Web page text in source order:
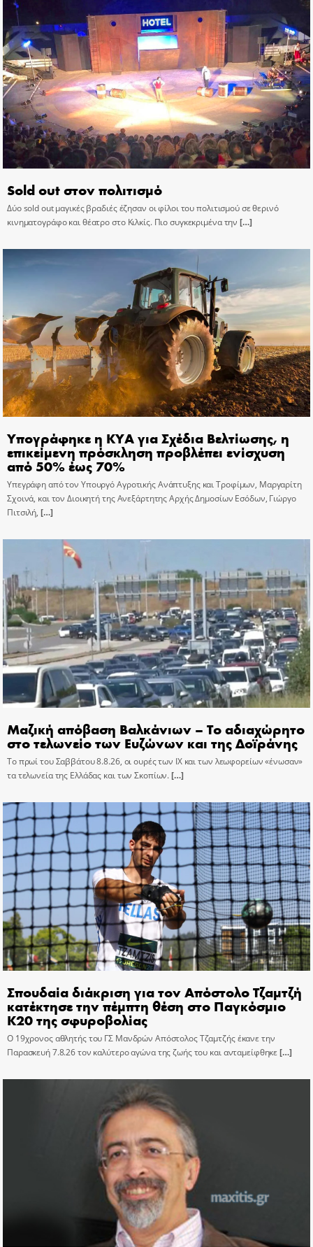
Sold out στον πολιτισμό
Δύο sold out μαγικές βραδιές έζησαν οι φίλοι του πολιτισμού σε θερινό
κινηματογράφο και θέατρο στο Κιλκίς. Πιο συγκεκριμένα την […]
Υπογράφηκε η ΚΥΑ για Σχέδια Βελτίωσης, η
επικείμενη πρόσκληση προβλέπει ενίσχυση
από 50% έως 70%
Υπεγράφη από τον Υπουργό Αγροτικής Ανάπτυξης και Τροφίμων, Μαργαρίτη
Σχοινά, και τον Διοικητή της Ανεξάρτητης Αρχής Δημοσίων Εσόδων, Γιώργο
Πιτσιλή, […]
Μαζική απόβαση Βαλκάνιων – Το αδιαχώρητο
στο τελωνείο των Ευζώνων και της Δοϊράνης
Το πρωί του Σαββάτου 8.8.26, οι ουρές των ΙΧ και των λεωφορείων «ένωσαν»
τα τελωνεία της Ελλάδας και των Σκοπίων.[…]
Σπουδαία διάκριση για τον Απόστολο Τζαμτζή
κατέκτησε την πέμπτη θέση στο Παγκόσμιο
Κ20 της σφυροβολίας
Ο 19χρονος αθλητής του ΓΣ Μανδρών Απόστολος Τζαμτζής έκανε την
Παρασκευή 7.8.26 τον καλύτερο αγώνα της ζωής του και ανταμείφθηκε[…]